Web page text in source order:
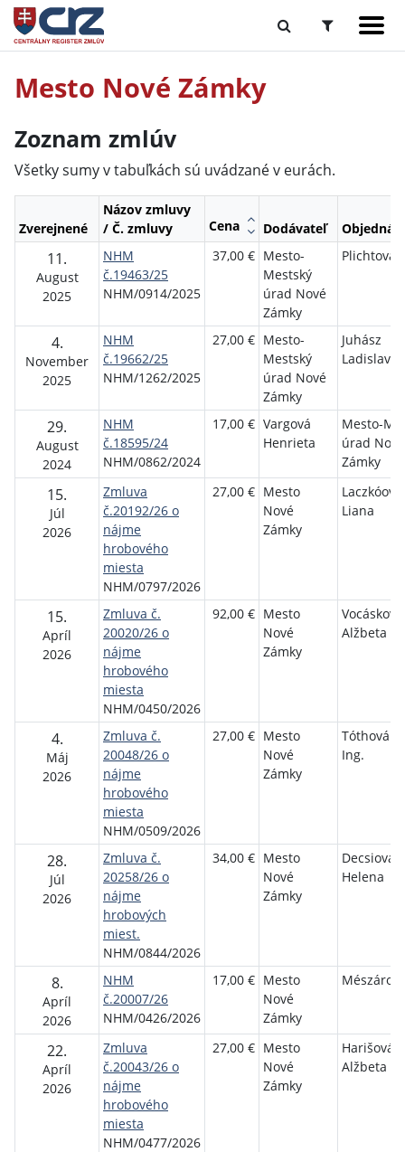
Mesto Nové Zámky
Zoznam zmlúv
Všetky sumy v tabuľkách sú uvádzané v eurách.
Zverejnené
Názov zmluvy
/ Č. zmluvy
Cena Dodávateľ
11.
August
2025
NHM
č.19463/25
NHM/0914/2025
37,00 € Mesto-
Mestský
úrad Nové
Zámky
Plichtová
4.
November
2025
NHM
č.19662/25
NHM/1262/2025
27,00 € Mesto-
Mestský
úrad Nové
Zámky
Juhász
Ladislav,
29.
August
2024
NHM
č.18595/24
NHM/0862/2024
17,00 € Vargová
Henrieta
Mesto-
úrad Nové
Zámky
15.
Júl
2026
Zmluva
č.20192/26 o
nájme
hrobového
miesta
NHM/0797/2026
27,00 € Mesto
Nové
Zámky
Laczkóová
Liana
15.
Apríl
2026
Zmluva č.
20020/26 o
nájme
hrobového
miesta
NHM/0450/2026
92,00 € Mesto
Nové
Zámky
Vocásková
Alžbeta
4.
Máj
2026
Zmluva č.
20048/26 o
nájme
hrobového
miesta
NHM/0509/2026
27,00 € Mesto
Nové
Zámky
Tóthová
Ing.
28.
Júl
2026
Zmluva č.
20258/26 o
nájme
hrobových
miest.
NHM/0844/2026
34,00 € Mesto
Nové
Zámky
Decsiová
Helena
8.
Apríl
2026
NHM
č.20007/26
NHM/0426/2026
17,00 € Mesto
Nové
Zámky
Mészáros
22.
Apríl
2026
Zmluva
č.20043/26 o
nájme
hrobového
miesta
NHM/0477/2026
27,00 € Mesto
Nové
Zámky
Harišová
Alžbeta